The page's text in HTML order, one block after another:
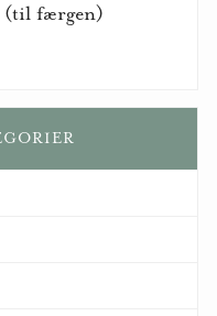
(til færgen)